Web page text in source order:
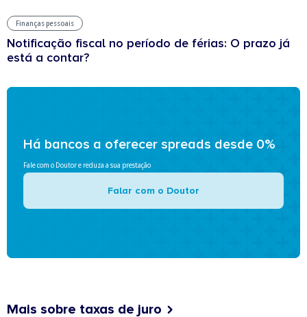
Finanças pessoais
Notificação fiscal no período de férias: O prazo já
está a contar?
Há bancos a oferecer spreads desde 0%
Fale com o Doutor e reduza a sua prestação
Falar com o Doutor
Mais sobre taxas de juro